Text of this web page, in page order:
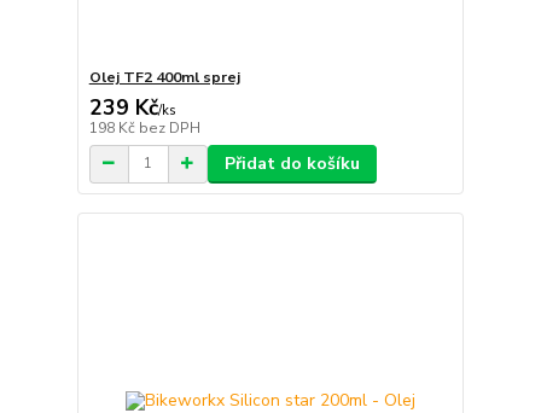
Olej TF2 400ml sprej
239 Kč/ks
198 Kč bez DPH
Přidat do košíku